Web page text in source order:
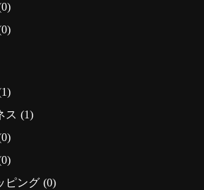
ス (1)
ピング (0)